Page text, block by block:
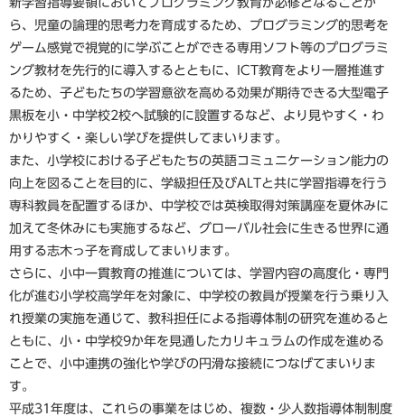
ら、児童の論理的思考力を育成するため、プログラミング的思考を
ゲーム感覚で視覚的に学ぶことができる専用ソフト等のプログラミ
ング教材を先行的に導入するとともに、ICT教育をより一層推進す
るため、子どもたちの学習意欲を高める効果が期待できる大型電子
黒板を小・中学校2校へ試験的に設置するなど、より見やすく・わ
かりやすく・楽しい学びを提供してまいります。
また、小学校における子どもたちの英語コミュニケーション能力の
向上を図ることを目的に、学級担任及びALTと共に学習指導を行う
専科教員を配置するほか、中学校では英検取得対策講座を夏休みに
加えて冬休みにも実施するなど、グローバル社会に生きる世界に通
用する志木っ子を育成してまいります。
さらに、小中一貫教育の推進については、学習内容の高度化・専門
化が進む小学校高学年を対象に、中学校の教員が授業を行う乗り入
れ授業の実施を通じて、教科担任による指導体制の研究を進めると
ともに、小・中学校9か年を見通したカリキュラムの作成を進める
ことで、小中連携の強化や学びの円滑な接続につなげてまいりま
す。
平成31年度は、これらの事業をはじめ、複数・少人数指導体制制度